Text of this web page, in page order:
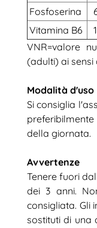
Fosfoserina
Vitamina B6
VNR=valore
(adulti) ai sensi
Modalità d'uso
Si consiglia
della giornata.
Avvertenze
Tenere fuori
dei 3 anni.
consigliata. Gli
sostituti di una